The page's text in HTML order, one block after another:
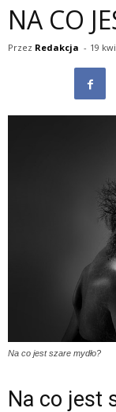
NA CO
Przez Redakcja - 19
Na co jest szare mydło?
Na co jest